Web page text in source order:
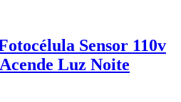
Sensor 110v
Luz Noite